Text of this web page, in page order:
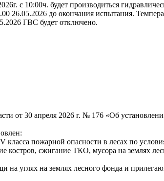
с 10:00ч. будет производиться
26.05.2026 до окончания испытания.
ГВС будет отключено.
от 30 апреля 2026 г. № 176 «Об
класса пожарной опасности в лесах по
костров, сжигание ТКО, мусора на
на углях на землях лесного фонда и